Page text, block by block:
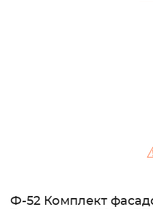
Ф-52 Комплект